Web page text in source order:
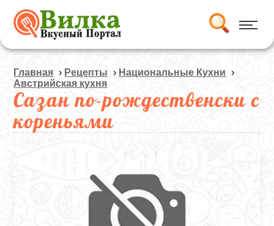
Главная › Рецепты › Национальные Кухни ›
Австрийская кухня
Сазан по-рождественски с
кореньями